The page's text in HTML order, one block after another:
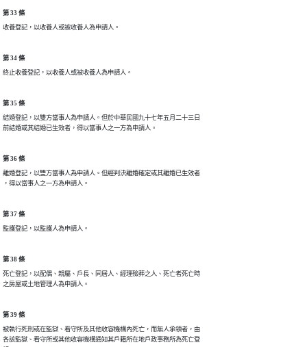
第 33 條
收養登記，以收養人或被收養人為申請人。
第 34 條
終止收養登記，以收養人或被收養人為申請人。
第 35 條
結婚登記，以雙方當事人為申請人。但於中華民國九十七年五月二十三日
前結婚或其結婚已生效者，得以當事人之一方為申請人。
第 36 條
離婚登記，以雙方當事人為申請人。但經判決離婚確定或其離婚已生效者
，得以當事人之一方為申請人。
第 37 條
監護登記，以監護人為申請人。
第 38 條
死亡登記，以配偶、親屬、戶長、同居人、經理殮葬之人、死亡者死亡時
之房屋或土地管理人為申請人。
第 39 條
被執行死刑或在監獄、看守所及其他收容機構內死亡，而無人承領者，由
各該監獄、看守所或其他收容機構通知其戶籍所在地戶政事務所為死亡登